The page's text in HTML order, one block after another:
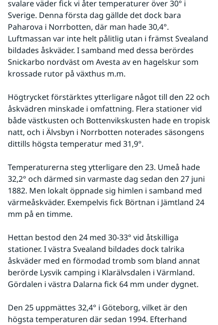
svalare väder fick vi åter temperaturer över 30° i
Sverige. Denna första dag gällde det dock bara
Paharova i Norrbotten, där man hade 30,4°.
Luftmassan var inte helt pålitlig utan i främst Svealand
bildades åskväder. I samband med dessa berördes
Snickarbo nordväst om Avesta av en hagelskur som
krossade rutor på växthus m.m.
Högtrycket förstärktes ytterligare något till den 22 och
åskvädren minskade i omfattning. Flera stationer vid
både västkusten och Bottenvikskusten hade en tropisk
natt, och i Älvsbyn i Norrbotten noterades säsongens
dittills högsta temperatur med 31,9°.
Temperaturerna steg ytterligare den 23. Umeå hade
32,2° och därmed sin varmaste dag sedan den 27 juni
1882. Men lokalt öppnade sig himlen i samband med
värmeåskväder. Exempelvis fick Börtnan i Jämtland 24
mm på en timme.
Hettan bestod den 24 med 30-33° vid åtskilliga
stationer. I västra Svealand bildades dock talrika
åskväder med en förmodad tromb som bland annat
berörde Lysvik camping i Klarälvsdalen i Värmland.
Gördalen i västra Dalarna fick 64 mm under dygnet.
Den 25 uppmättes 32,4° i Göteborg, vilket är den
högsta temperaturen där sedan 1994. Efterhand